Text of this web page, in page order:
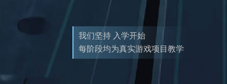
我们坚持 入学开始
每阶段均为真实游戏项目教学